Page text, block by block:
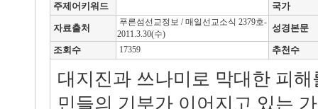
주제어키워드 국가
자료출처
푸른섬선교정보 / 매일선교소식 2379호-
2011.3.30(수)
성경본문
조회수 17359 추천수
대지진과 쓰나미로 막대한 피
민들의 기부가 이어지고 있는